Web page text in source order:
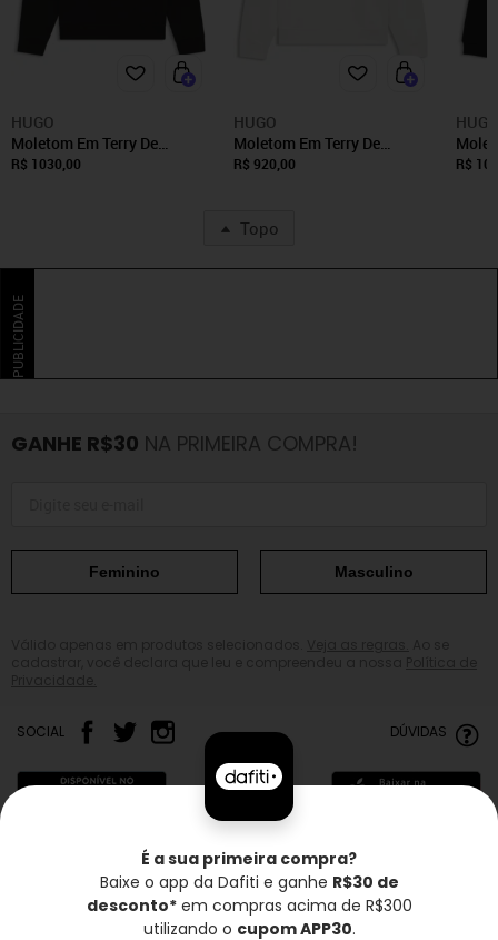
HUGO
Moletom Em Terry De
Algodão Com Logo E
R$ 1030,00
HUGO
Moletom Em Terry De
Algodão Com Fecho E Logo
R$ 920,00
HUGO
R$
Topo
PUBLICIDADE
GANHE R$30 NA PRIMEIRA COMPRA!
Feminino Masculino
SOCIAL DÚVIDAS
Frete grátis* Troca grátis Entrega rápida
É a sua primeira compra?
Baixe o app da Dafiti e ganhe R$30 de
desconto*em compras acima de R$300
utilizando o cupom APP30.